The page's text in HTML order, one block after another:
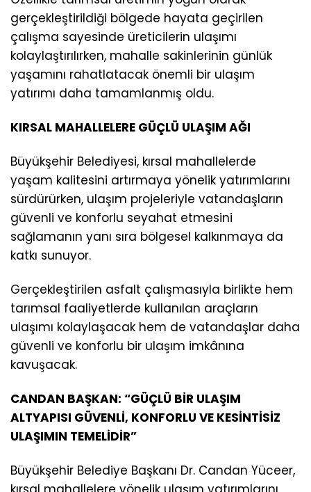
gerçekleştirildiği bölgede hayata geçirilen
çalışma sayesinde üreticilerin ulaşımı
kolaylaştırılırken, mahalle sakinlerinin günlük
yaşamını rahatlatacak önemli bir ulaşım
yatırımı daha tamamlanmış oldu.
KIRSAL MAHALLELERE GÜÇLÜ ULAŞIM AĞI
Büyükşehir Belediyesi, kırsal mahallelerde
yaşam kalitesini artırmaya yönelik yatırımlarını
sürdürürken, ulaşım projeleriyle vatandaşların
güvenli ve konforlu seyahat etmesini
sağlamanın yanı sıra bölgesel kalkınmaya da
katkı sunuyor.
Gerçekleştirilen asfalt çalışmasıyla birlikte hem
tarımsal faaliyetlerde kullanılan araçların
ulaşımı kolaylaşacak hem de vatandaşlar daha
güvenli ve konforlu bir ulaşım imkânına
kavuşacak.
CANDAN BAŞKAN: “GÜÇLÜ BİR ULAŞIM
ALTYAPISI GÜVENLİ, KONFORLU VE KESİNTİSİZ
ULAŞIMIN TEMELİDİR”
Büyükşehir Belediye Başkanı Dr. Candan Yüceer,